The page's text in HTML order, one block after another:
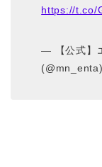
https://t.co/
— 【公式】
(@mn_enta)